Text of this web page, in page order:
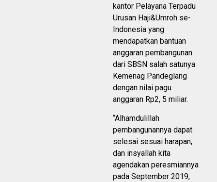
kantor Pelayana Terpadu
Urusan Haji&Umroh se-
Indonesia yang
mendapatkan bantuan
anggaran pembangunan
dari SBSN salah satunya
Kemenag Pandeglang
dengan nilai pagu
anggaran Rp2, 5 miliar.
“Alhamdulillah
pembangunannya dapat
selesai sesuai harapan,
dan insyallah kita
agendakan peresmiannya
pada September 2019,